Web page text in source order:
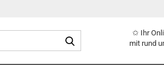
✩ Ihr
mit rund